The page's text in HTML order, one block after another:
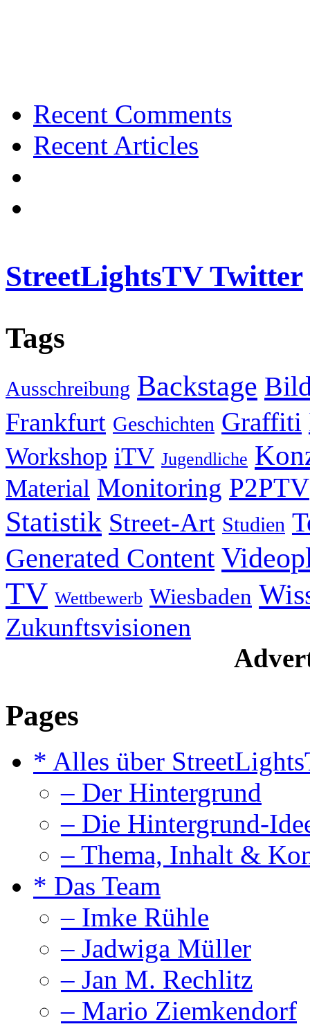
Recent Comments
Recent Articles
StreetLightsTV Twitter
Tags
Ausschreibung Backstage
Frankfurt Geschichten Graffiti
Workshop iTV Jugendliche
Material Monitoring P2PTV
Statistik Street-Art Studien
Generated Content
TV Wettbewerb Wiesbaden
Zukunftsvisionen
Pages
* Alles über
– Der Hintergrund
– Die Hintergrund-
– Thema, Inhalt &
* Das Team
– Imke Rühle
– Jadwiga Müller
– Jan M. Rechlitz
– Mario Ziemkendorf